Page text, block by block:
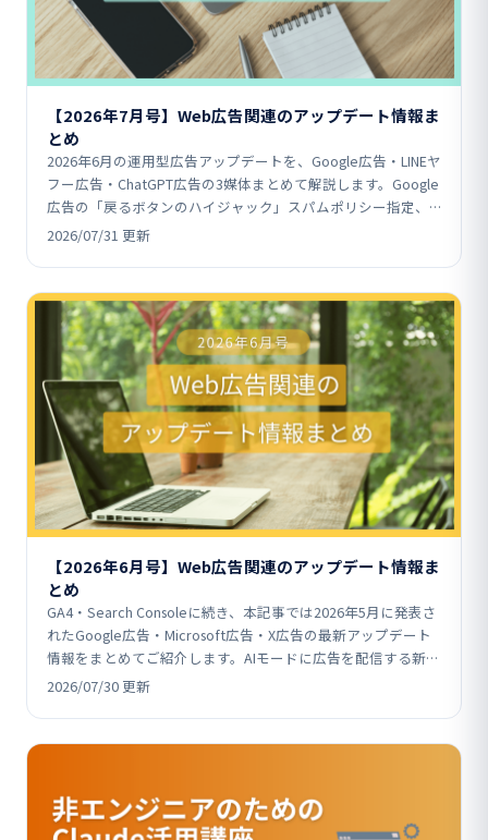
【2026年7月号】Web広告関連のアップデート情報ま
とめ
2026年6月の運用型広告アップデートを、Google広告・LINEヤ
フー広告・ChatGPT広告の3媒体まとめて解説します。Google
広告の「戻るボタンのハイジャック」スパムポリシー指定、
LINEヤフー広告の友だち追…
2026/07/31 更新
【2026年6月号】Web広告関連のアップデート情報ま
とめ
GA4・Search Consoleに続き、本記事では2026年5月に発表さ
れたGoogle広告・Microsoft広告・X広告の最新アップデート
情報をまとめてご紹介します。AIモードに広告を配信する新フ
ォーマットの追加…
2026/07/30 更新